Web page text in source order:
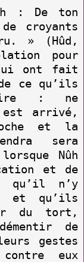
: De ton
croyants
» (Hûd,
pour
lui ont fait
ce qu’ils
dire : ne
arrivé,
et la
sera
Nûh
et de
n’y
et qu’ils
du tort,
de
gestes
eux